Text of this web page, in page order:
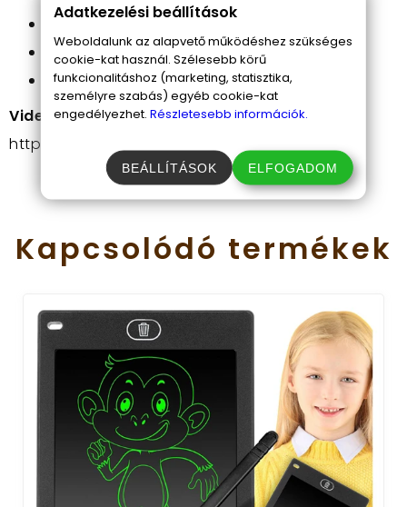
Magasság: 18 cm
Anyag: műanyag
Működés módja: felhúzható
Videó a termékről:
https://www.youtube.com/shorts/bKjR-qJhLvU
Kapcsolódó termékek
Adatkezelési beállítások
Weboldalunk az alapvető működéshez szükséges
cookie-kat használ. Szélesebb körű
funkcionalitáshoz (marketing, statisztika,
személyre szabás) egyéb cookie-kat
engedélyezhet. Részletesebb információk.
BEÁLLÍTÁSOK ELFOGADOM